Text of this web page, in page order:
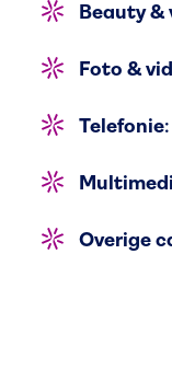
Beauty &
Foto &
Telefonie
Overige